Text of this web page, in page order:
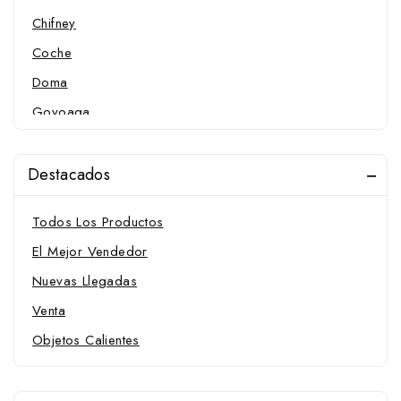
Chifney
Coche
Doma
Goyoaga
Menorquines
Pessoa
Polo
Portugueses
Raid
Trabalenguas
Destacados
Todos Los Productos
El Mejor Vendedor
Nuevas Llegadas
Venta
Objetos Calientes